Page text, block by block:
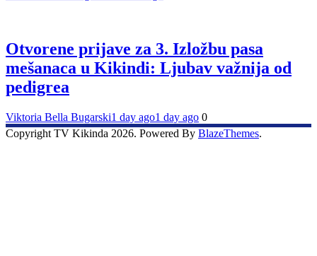
Otvorene prijave za 3. Izložbu pasa
mešanaca u Kikindi: Ljubav važnija od
pedigrea
Viktoria Bella Bugarski1 day ago1 day ago 0
Copyright TV Kikinda 2026. Powered By BlazeThemes.